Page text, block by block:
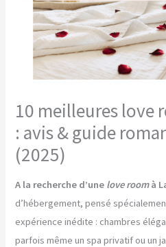
10 meilleures love
: avis & guide
(2025)
A la recherche d’une love roomà
d’hébergement, pensé
expérience inédite : chambres
parfois même un spa privatif ou un